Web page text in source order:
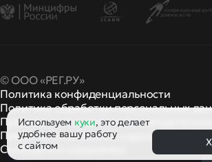
© ООО «РЕГ.РУ»
Политика конфиденциальности
Политика обработки персональных
Правила применения
Правила пользованияи другие
правила
Сообщить о нарушении
Используем куки, это делает
удобнее вашу работу
с сайтом